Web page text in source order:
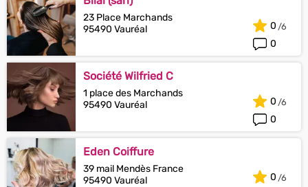
23 Place Marchands
95490 Vauréal
0
0
Société Wilfried C
1 place des Marchands
95490 Vauréal
0
0
Eden Coiffure
39 mail Mendès France
95490 Vauréal
0